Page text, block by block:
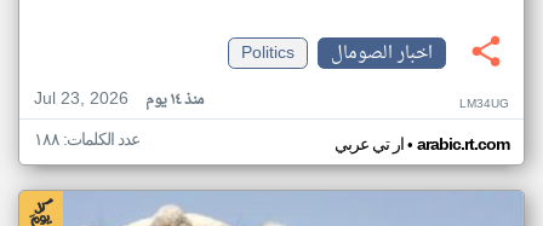
اخبار الصومال
Politics
Jul 23, 2026
منذ ١٤ يوم LM34UG
ار تي عربي• arabic.rt.com عدد الكلمات: ١٨٨